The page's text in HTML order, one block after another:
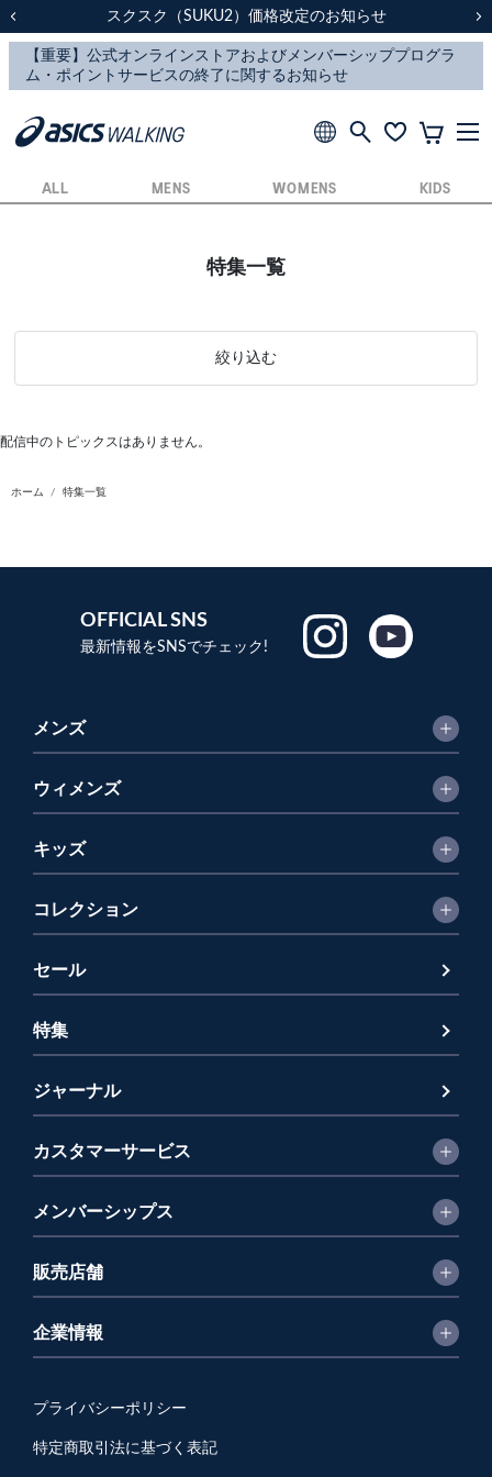
スクスク（SUKU2）価格改定のお知らせ
配送に関するお知らせ
スクスク（SUKU2）価格改定のお知らせ
配送に関するお知らせ
ALL MENS WOMENS KIDS
特集一覧
絞り込む
配信中のトピックスはありません。
ホーム 特集一覧
OFFICIAL SNS
最新情報をSNSでチェック!
メンズ
ウィメンズ
キッズ
コレクション
セール
特集
ジャーナル
カスタマーサービス
メンバーシップス
販売店舗
企業情報
プライバシーポリシー
特定商取引法に基づく表記